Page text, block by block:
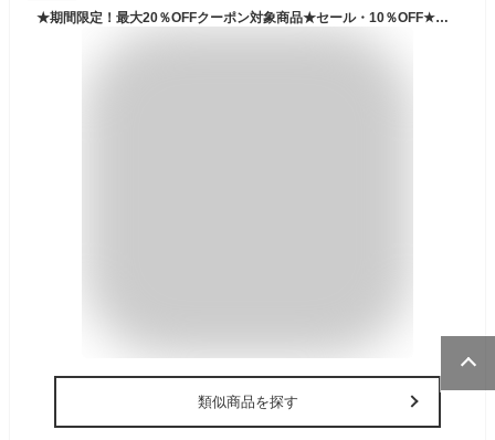
★期間限定！最大20％OFFクーポン対象商品★セール・10％OFF★【送料無料】GRAMICCI(グラミチ) ボンディング ニット フリース ナロー リブ パンツ ストレッチパンツ 防風 メンズ レディース プレゼント
類似商品を探す